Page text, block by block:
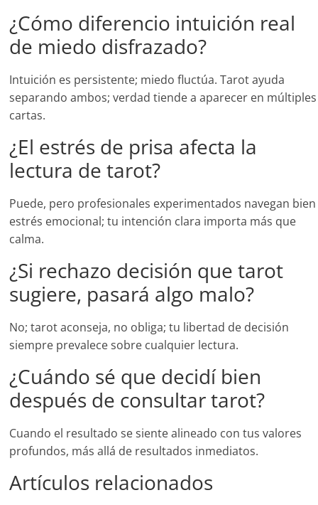
¿Cómo diferencio intuición real
de miedo disfrazado?
Intuición es persistente; miedo fluctúa. Tarot ayuda
separando ambos; verdad tiende a aparecer en múltiples
cartas.
¿El estrés de prisa afecta la
lectura de tarot?
Puede, pero profesionales experimentados navegan bien
estrés emocional; tu intención clara importa más que
calma.
¿Si rechazo decisión que tarot
sugiere, pasará algo malo?
No; tarot aconseja, no obliga; tu libertad de decisión
siempre prevalece sobre cualquier lectura.
¿Cuándo sé que decidí bien
después de consultar tarot?
Cuando el resultado se siente alineado con tus valores
profundos, más allá de resultados inmediatos.
Artículos relacionados